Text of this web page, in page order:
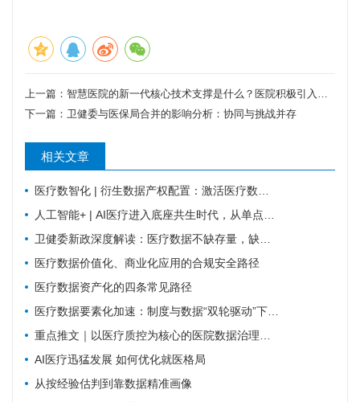
上一篇： 智慧医院的新一代核心技术支撑是什么？医院积极引入新一代科技的战略意义与建设路径探析
下一篇： 卫健委与医保局合并的影响分析：协同与挑战并存
相关文章
医疗数智化 | 衍生数据产权配置：激活医疗数据价值的关键规则
人工智能+ | AI医疗进入底座共生时代，从单点智能走向全域协同
卫健委新政深度解读：医疗数据不缺存量，缺可复用的高质量数据集
医疗数据价值化、商业化应用的合规安全路径
医疗数据资产化的四条常见路径
医疗数据要素化加速：制度与数据“双轮驱动”下的机遇与挑战
重点推文｜以医疗质控为核心的医院数据治理体系建设探索
AI医疗迅猛发展 如何优化就医格局
从按经验估判到靠数据精准画像